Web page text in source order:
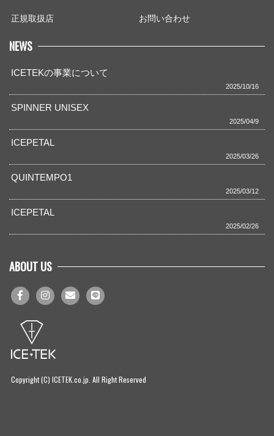
正規取扱店 お問い合わせ
NEWS
ICETEKの事業について
2025/10/16
SPINNER UNISEX
2025/04/9
ICEPETAL
2025/03/26
QUINTEMPO1
2025/03/12
ICEPETAL
2025/02/26
ABOUT US
Copyright (C) ICETEK.co.jp. All Right Reserved